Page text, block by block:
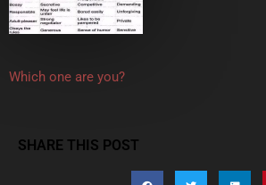
Which one are you?
SHARE THIS POST